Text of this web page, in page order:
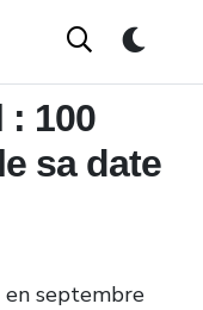
: 100
sa date
en septembre